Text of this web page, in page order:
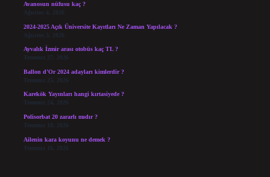
Avanosun nüfusu kaç ?
Ağustos 4, 2026
2024-2025 Açık Üniversite Kayıtları Ne Zaman Yapılacak ?
Ağustos 3, 2026
Ayvalık İzmir arası otobüs kaç TL ?
Temmuz 27, 2026
Ballon d’Or 2024 adayları kimlerdir ?
Temmuz 25, 2026
Karekök Yayınları hangi kırtasiyede ?
Temmuz 24, 2026
Polisorbat 20 zararlı mıdır ?
Temmuz 18, 2026
Ailenin kara koyunu ne demek ?
Temmuz 16, 2026